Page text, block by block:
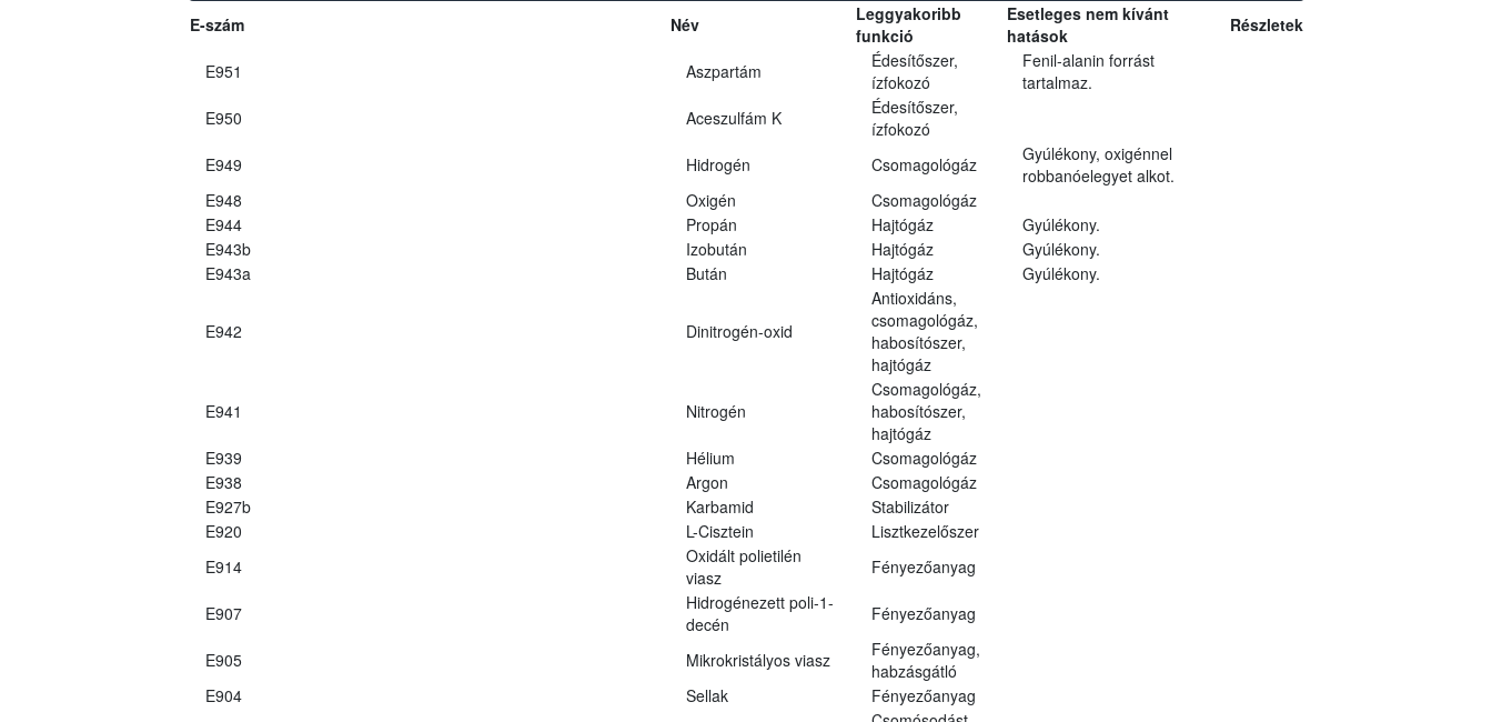
E-szám Név
Leggyakoribb
funkció
Esetleges nem kívánt
hatások
Részletek
E951 Aszpartám
Édesítőszer,
ízfokozó
Fenil-alanin forrást
tartalmaz.
E950
Aceszulfám K
Édesítőszer,
ízfokozó
E949
Hidrogén Csomagológáz
Gyúlékony, oxigénnel
robbanóelegyet alkot.
E948
Oxigén
Csomagológáz
E944
Propán Hajtógáz
Gyúlékony.
E943b
Izobután Hajtógáz
Gyúlékony.
E943a
Bután Hajtógáz Gyúlékony.
E942 Dinitrogén-oxid
Antioxidáns,
csomagológáz,
habosítószer,
hajtógáz
E941 Nitrogén
Csomagológáz,
habosítószer,
hajtógáz
E939
Hélium
Csomagológáz
E938
Argon
Csomagológáz
E927b
Karbamid
Stabilizátor
E920
L-Cisztein
Lisztkezelőszer
E914
Oxidált polietilén
viasz
Fényezőanyag
E907
Hidrogénezett poli-1-
decén
Fényezőanyag
E905 Mikrokristályos viasz
Fényezőanyag,
habzásgátló
E904
Sellak Fényezőanyag